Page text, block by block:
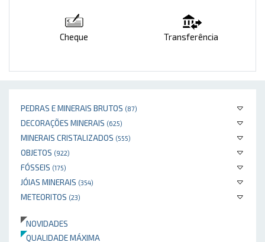
PEDRAS E MINERAIS BRUTOS (87)
DECORAÇÕES MINERAIS (625)
MINERAIS CRISTALIZADOS (555)
OBJETOS (922)
FÓSSEIS (175)
JÓIAS MINERAIS (354)
METEORITOS (23)
NOVIDADES
QUALIDADE MÁXIMA
Cheque Transferência